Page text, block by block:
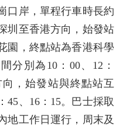
口岸，單程行車時長約
圳至香港方向，始發站
園，終點站為香港科學
分別為10：00、12：
，始發站與終點站互
45、16：15。巴士採取
地工作日運行，周末及